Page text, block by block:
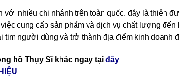
nhiều chi nhánh trên toàn quốc, đây là thiên
cung cấp sản phẩm và dịch vụ chất lượng
tim người dùng và trở thành địa điểm kinh doanh
hồ Thụy Sĩkhác ngay tại đây